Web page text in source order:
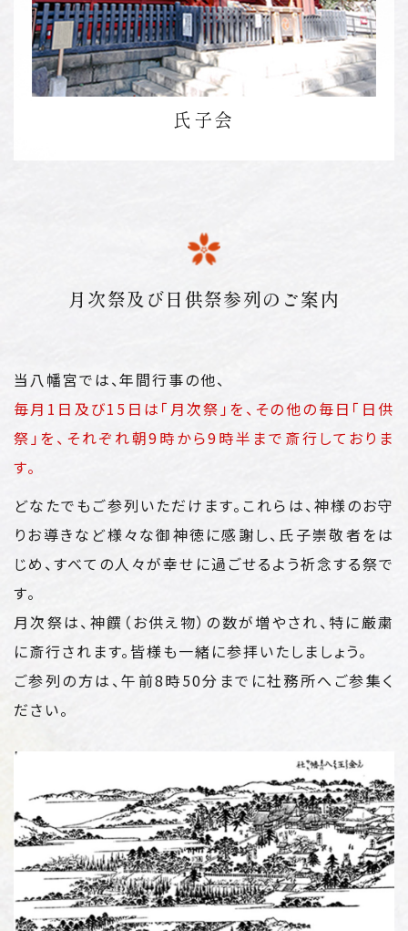
氏子会
月次祭及び日供祭参列のご案内
当八幡宮では、年間行事の他、
毎月1日及び15日は「月次祭」を、その他の毎日「日供
祭」を、 それぞれ朝9時から9時半まで斎行しておりま
す。
どなたでもご参列いただけます。これらは、神様のお守
りお導きなど様々な御神徳に感謝し、氏子崇敬者をは
じめ、すべての人々が幸せに過ごせるよう祈念する祭で
す。
月次祭は、神饌（お供え物）の数が増やされ、特に厳粛
に斎行されます。皆様も一緒に参拝いたしましょう。
ご参列の方は、午前8時50分までに社務所へご参集く
ださい。